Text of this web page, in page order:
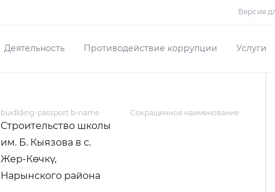
Версия
Деятельность Противодействие коррупции Услуги
buidlding-passport.b-name
Строительство школы
им. Б. Кыязова в с.
Жер-Көчкү,
Нарынского района
Сокращенное наименование